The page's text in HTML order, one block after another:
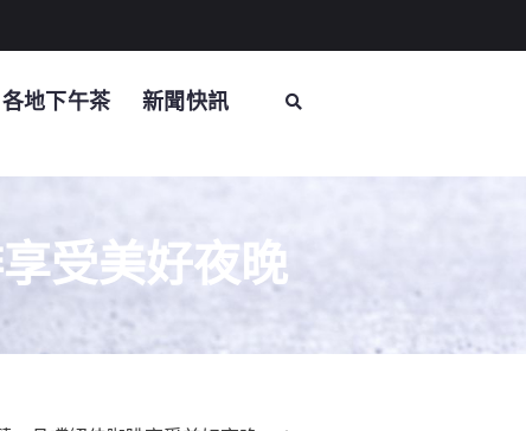
各地下午茶 新聞快訊
受美好夜晚